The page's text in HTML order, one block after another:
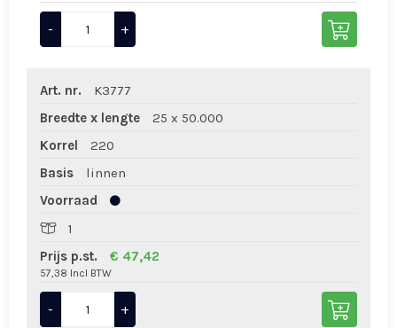
- +
Art. nr.
K3777
Breedte x lengte
25 x 50.000
Korrel
220
Basis
linnen
Voorraad
1
Prijs p.st.
€ 47,42
57,38 Incl BTW
- +